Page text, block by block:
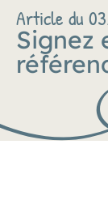
Article du
Signez